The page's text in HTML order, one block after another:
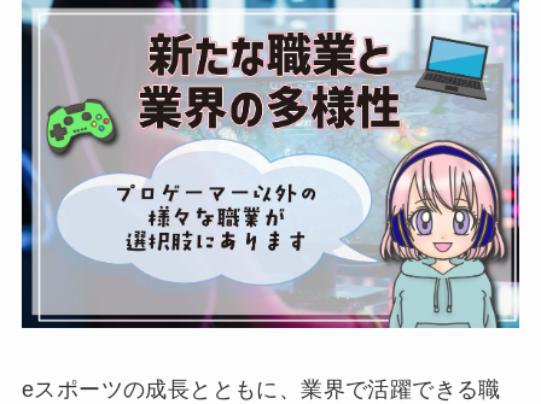
eスポーツの成長とともに、業界で活躍できる職